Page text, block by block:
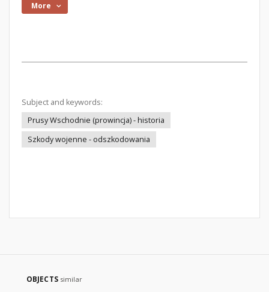
More
Subject and keywords:
Prusy Wschodnie (prowincja) - historia
Szkody wojenne - odszkodowania
OBJECTS similar